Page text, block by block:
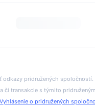
pridružených
či transakcie s týmito
Vyhlásenie o pridružených